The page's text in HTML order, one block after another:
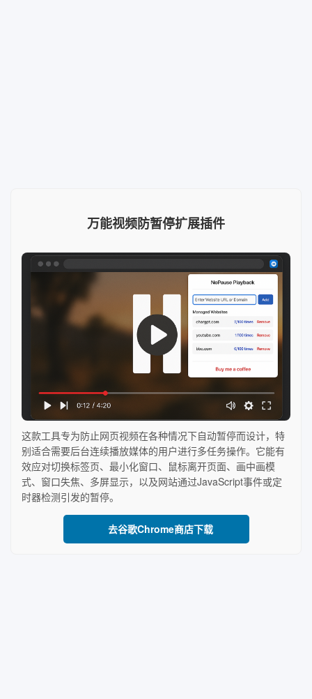
万能视频防暂停扩展插件
这款工具专为防止网页视频在各种情况下自动暂停而设计，特
别适合需要后台连续播放媒体的用户进行多任务操作。它能有
效应对切换标签页、最小化窗口、鼠标离开页面、画中画模
式、窗口失焦、多屏显示，以及网站通过JavaScript事件或定
时器检测引发的暂停。
去谷歌Chrome商店下载